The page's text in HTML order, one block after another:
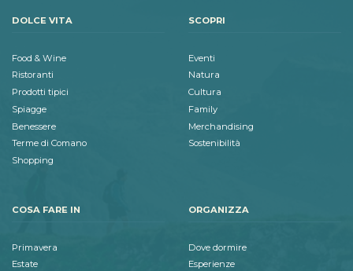
DOLCE VITA
Food & Wine
Ristoranti
Prodotti tipici
Spiagge
Benessere
Terme di Comano
Shopping
SCOPRI
Eventi
Natura
Cultura
Family
Merchandising
Sostenibilità
COSA FARE IN
Primavera
Estate
ORGANIZZA
Dove dormire
Esperienze